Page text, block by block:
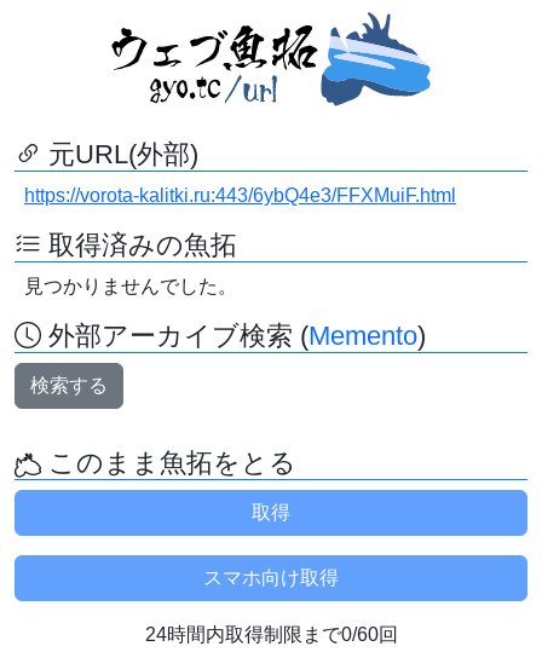
元URL(外部)
https://vorota-kalitki.ru:443/6ybQ4e3/FFXMuiF.html
取得済みの魚拓
見つかりませんでした。
外部アーカイブ検索 (Memento)
検索する
このまま魚拓をとる
24時間内取得制限まで0/60回